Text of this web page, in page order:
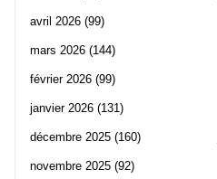
avril 2026 (99)
mars 2026 (144)
février 2026 (99)
janvier 2026 (131)
décembre 2025 (160)
novembre 2025 (92)